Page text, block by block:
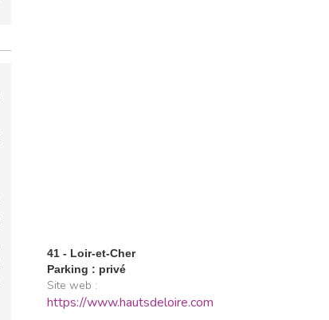
41 - Loir-et-Cher
Parking : privé
Site web :
https://www.hautsdeloire.com